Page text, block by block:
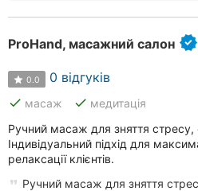
ProHand, масажний салон
0.0 0 відгуків
done масаж done медитація
Ручний масаж для зняття
Індивідуальний підхід для
релаксації клієнтів.
Ручний масаж для зняття